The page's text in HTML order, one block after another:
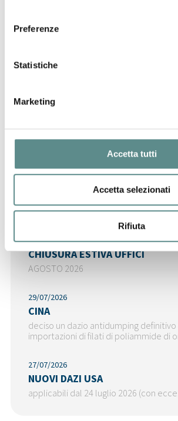
Preferenze
Statistiche
Marketing
Accetta tutti
Accetta selezionati
Rifiuta
CINA
Regolamento sugli imballaggi
imballaggio (PPWR)
partire dal 12 agosto
31/07/2026
CHIUSURA ESTIVA UFFICI
AGOSTO 2026
29/07/2026
CINA
deciso un dazio antidumping definitivo
importazioni di filati di poliammide di
27/07/2026
NUOVI DAZI USA
applicabili dal 24 luglio 2026 (con